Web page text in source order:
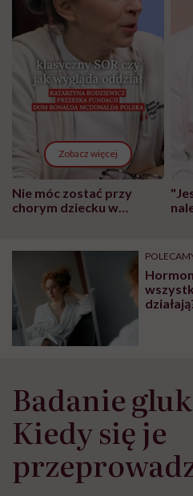
Zobacz więcej
Nie móc zostać przy
chorym dziecku w
może chyba tylko
głupota i brak
wyobraźni"
Badanie
Kiedy się je